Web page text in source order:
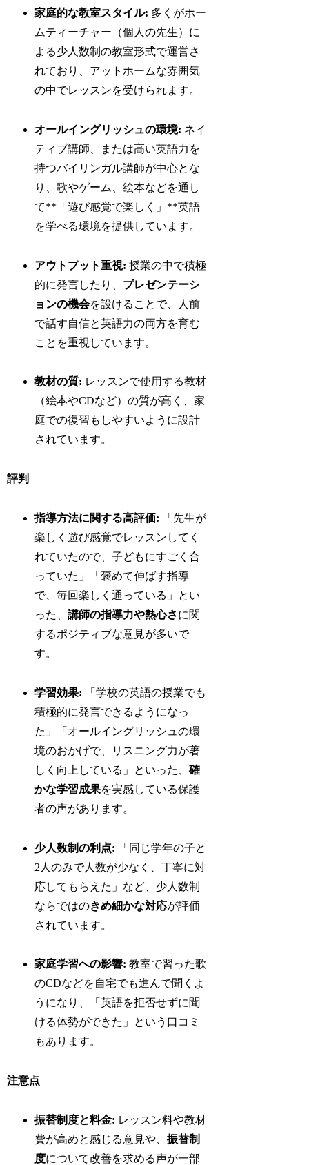
家庭的な教室スタイル: 多くがホー
ムティーチャー（個人の先生）に
よる少人数制の教室形式で運営さ
れており、アットホームな雰囲気
の中でレッスンを受けられます。
オールイングリッシュの環境: ネイ
ティブ講師、または高い英語力を
持つバイリンガル講師が中心とな
り、歌やゲーム、絵本などを通し
て**「遊び感覚で楽しく」**英語
を学べる環境を提供しています。
アウトプット重視: 授業の中で積極
的に発言したり、 プレゼンテーシ
ョンの機会を設けることで、人前
で話す自信と英語力の両方を育む
ことを重視しています。
教材の質: レッスンで使用する教材
（絵本やCDなど）の質が高く、家
庭での復習もしやすいように設計
されています。
評判
指導方法に関する高評価: 「先生が
楽しく遊び感覚でレッスンしてく
れていたので、子どもにすごく合
っていた」「褒めて伸ばす指導
で、毎回楽しく通っている」とい
った、講師の指導力や熱心さに関
するポジティブな意見が多いで
す。
学習効果: 「学校の英語の授業でも
積極的に発言できるようになっ
た」「オールイングリッシュの環
境のおかげで、リスニング力が著
しく向上している」といった、確
かな学習成果を実感している保護
者の声があります。
少人数制の利点: 「同じ学年の子と
2人のみで人数が少なく、丁寧に対
応してもらえた」など、少人数制
ならではのきめ細かな対応が評価
されています。
家庭学習への影響: 教室で習った歌
のCDなどを自宅でも進んで聞くよ
うになり、「英語を拒否せずに聞
ける体勢ができた」という口コミ
もあります。
注意点
振替制度と料金: レッスン料や教材
費が高めと感じる意見や、振替制
度について改善を求める声が一部